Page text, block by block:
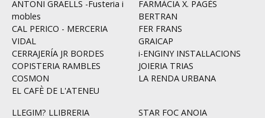
ANTONI GRAELLS -Fusteria i
mobles
CAL PERICO - MERCERIA
VIDAL
CERRAJERÍA JR BORDES
COPISTERIA RAMBLES
COSMON
EL CAFÈ DE L'ATENEU
FARMÀCIA X. PAGÈS
BERTRAN
FER FRANS
GRAICAP
i-ENGINY INSTAL·LACIONS
JOIERIA TRIAS
LA RENDA URBANA
LLEGIM? LLIBRERIA
STAR FOC ANOIA